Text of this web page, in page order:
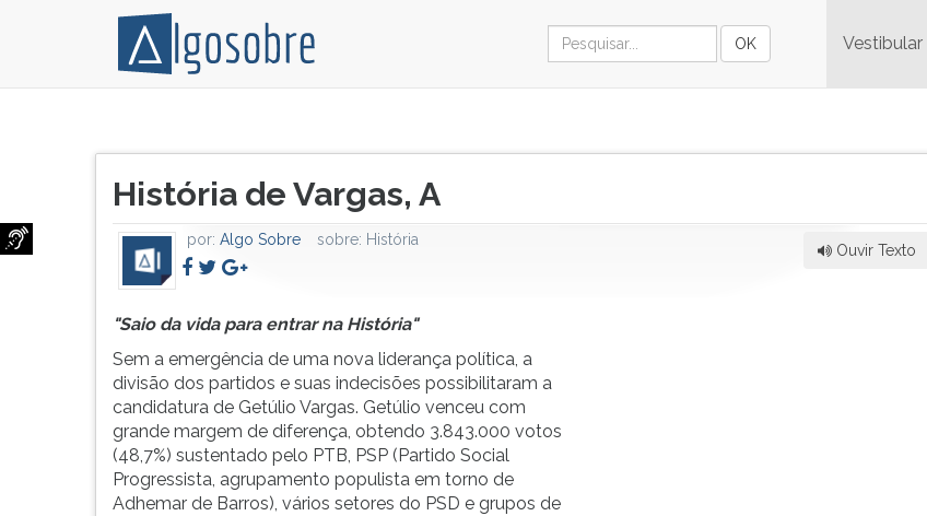
Vestibular
entrar
na
F
para
do
artigo:
História de Vargas, A
Ouvir Texto
por: Algo Sobre sobre: História
"Saio da vida para entrar na História"
Sem a emergência de uma nova liderança política, a
divisão dos partidos e suas indecisões possibilitaram a
candidatura de Getúlio Vargas. Getúlio venceu com
grande margem de diferença, obtendo 3.843.000 votos
(48,7%) sustentado pelo PTB, PSP (Partido Social
Progressista, agrupamento populista em torno de
Adhemar de Barros), vários setores do PSD e grupos de